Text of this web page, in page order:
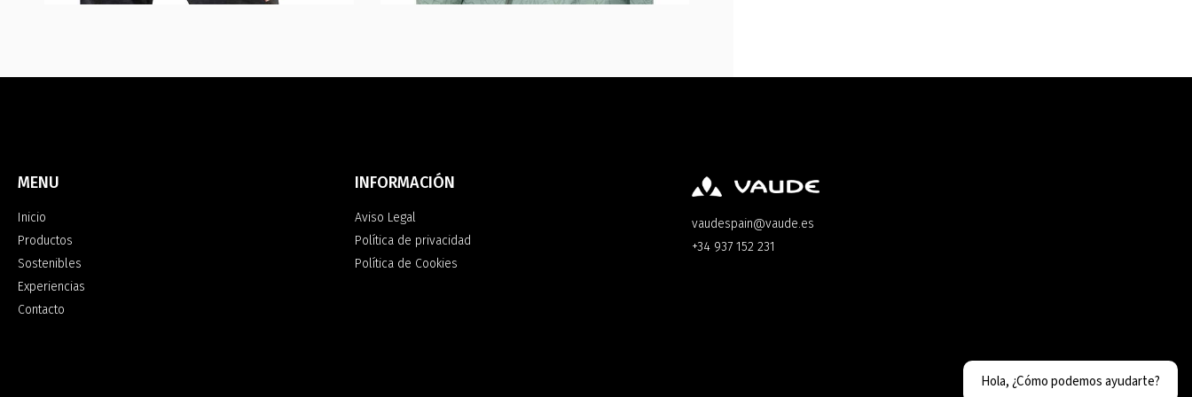
MENU
Inicio
Productos
Sostenibles
Experiencias
Contacto
INFORMACIÓN
Aviso Legal
Política de privacidad
Política de Cookies
vaudespain@vaude.es
+34 937 152 231
Hola, ¿Cómo podemos ayudarte?